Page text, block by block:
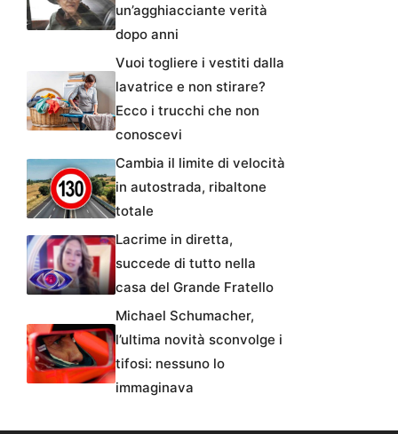
un’agghiacciante verità
dopo anni
Vuoi togliere i vestiti dalla
lavatrice e non stirare?
Ecco i trucchi che non
conoscevi
Cambia il limite di velocità
in autostrada, ribaltone
totale
Lacrime in diretta,
succede di tutto nella
casa del Grande Fratello
Michael Schumacher,
l’ultima novità sconvolge i
tifosi: nessuno lo
immaginava